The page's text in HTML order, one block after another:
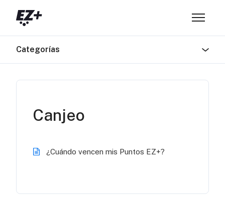
Abrir/
Categorías
Canjeo
¿Cuándo vencen mis Puntos EZ+?